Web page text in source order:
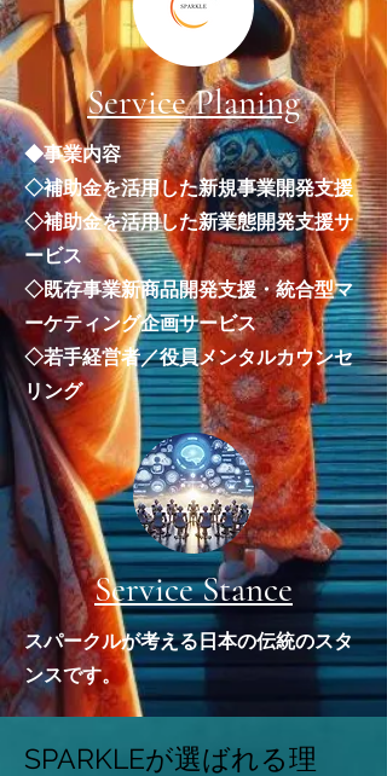
Service Planing
◆事業内容
◇​​補助金を活用した新規事業開発支援
◇​​補助金を活用した新業態開発支援サ
ービス
◇既存事業新商品開発支援・統合型マ
ーケティング企画サービス
◇若手経営者／役員メンタルカウンセ
リング
Service Stance
​スパークルが考える日本の伝統のスタ
ンスです。
SPARKLEが選ばれる理